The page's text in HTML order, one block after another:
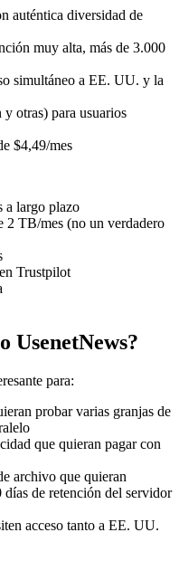
auténtica diversidad de
muy alta, más de 3.000
simultáneo a EE. UU. y la
otras) para usuarios
$4,49/mes
a largo plazo
2 TB/mes (no un verdadero
Trustpilot
UsenetNews?
para:
probar varias granjas de
que quieran pagar con
archivo que quieran
días de retención del servidor
acceso tanto a EE. UU.